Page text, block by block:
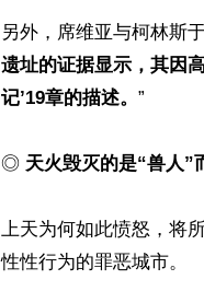
另外，席维亚与柯林斯
遗址的证据显示，其因
记’19章的描述。 ”
◎ 天火毁灭的是“兽人”
上天为何如此愤怒，将
性性行为的罪恶城市。